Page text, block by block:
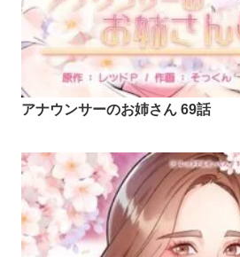
アナウンサーのお姉さん 69話